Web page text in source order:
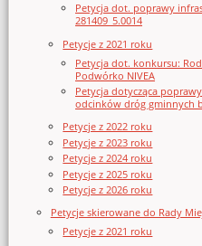
Petycja dot. poprawy
281409_5.0014
Petycje z 2021 roku
Petycja dot. konkursu:
Podwórko NIVEA
Petycja dotycząca
odcinków dróg gminnych
Petycje z 2022 roku
Petycje z 2023 roku
Petycje z 2024 roku
Petycje z 2025 roku
Petycje z 2026 roku
Petycje skierowane do Rady
Petycje z 2021 roku